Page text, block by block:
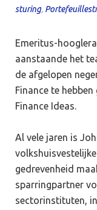
sturing,
Emeritus-
aanstaande het
de afgelopen
Finance te
Finance Ideas.
Al vele jaren is
gedrevenheid
sparringpartner
sectorinstituten,